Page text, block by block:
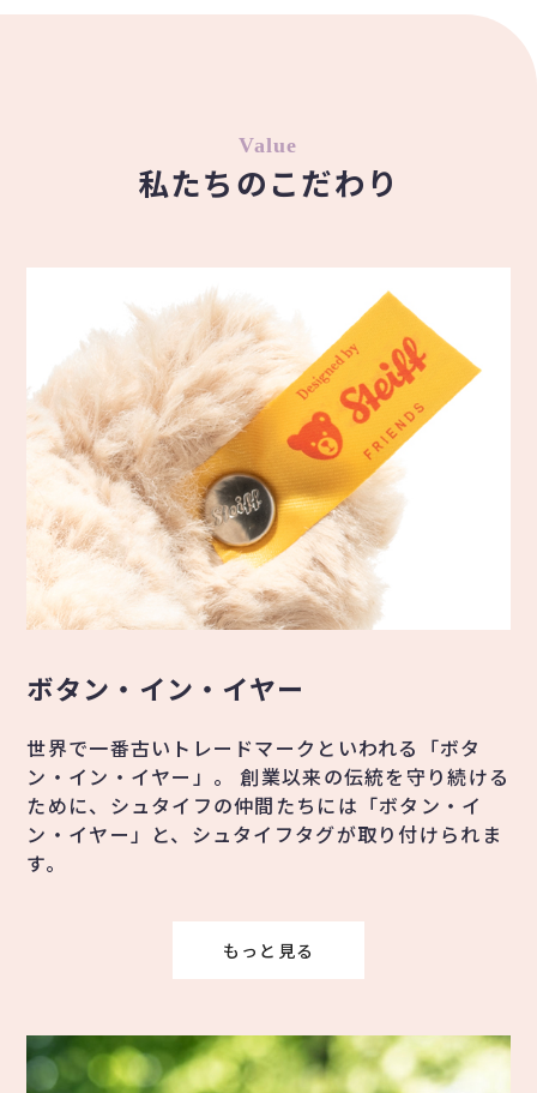
Value
私たちのこだわり
ボタン・イン・イヤー
世界で一番古いトレードマークといわれる「ボタ
ン・イン・イヤー」。 創業以来の伝統を守り続ける
ために、シュタイフの仲間たちには「ボタン・イ
ン・イヤー」と、シュタイフタグが取り付けられま
す。
もっと見る